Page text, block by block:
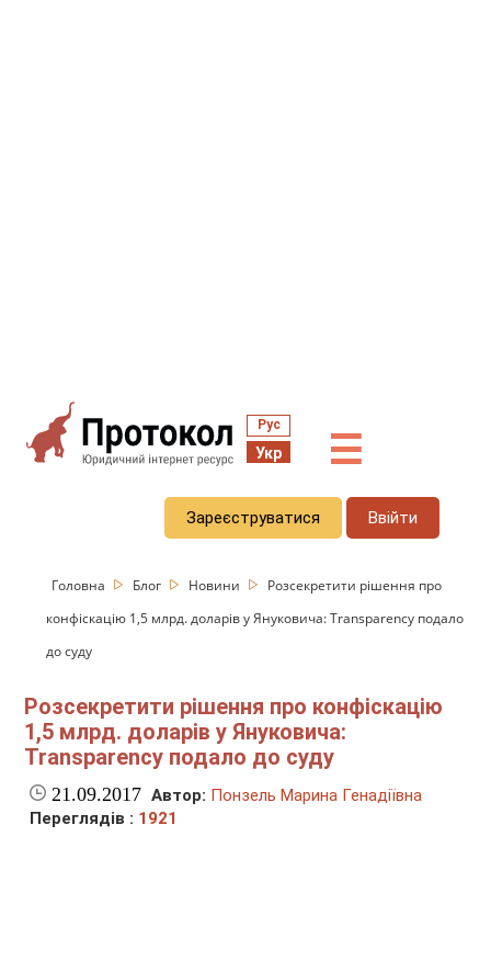
Рус
Укр ☰
Зареєструватися Ввійти
Головна Блог Новини
Розсекретити рішення про
конфіскацію 1,5 млрд. доларів у Януковича: Transparency подало
до суду
Розсекретити рішення про конфіскацію
1,5 млрд. доларів у Януковича:
Transparency подало до суду
21.09.2017 Автор: Понзель Марина Генадіївна
Переглядів : 1921